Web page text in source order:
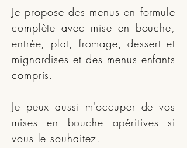
Je propose des menus en formule
complète avec mise en bouche,
entrée, plat, fromage, dessert et
mignardises et des menus enfants
compris.
Je peux aussi m'occuper de vos
mises en bouche apéritives si
vous le souhaitez.